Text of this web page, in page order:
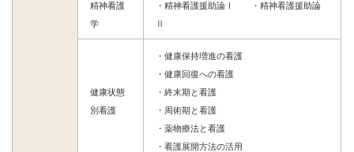
精神看護
学
・精神看護援助論Ⅰ ・精神看護援助論
Ⅱ
健康状態
別看護
・健康保持増進の看護
・健康回復への看護
・終末期と看護
・周術期と看護
・薬物療法と看護
・看護展開方法の活用